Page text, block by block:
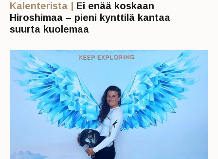
Kalenterista | Ei enää koskaan
Hiroshimaa – pieni kynttilä kantaa
suurta kuolemaa